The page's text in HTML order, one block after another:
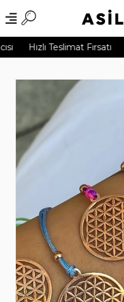
Hızlı Teslimat Fırsatı